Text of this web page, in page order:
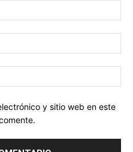
y sitio web en este